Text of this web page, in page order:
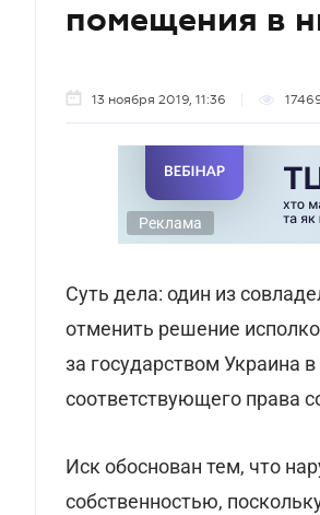
помещения в
13 ноября 2019, 11:36
Реклама
Суть дела: один из
отменить решение
за государством Украина
соответствующего права
Иск обоснован тем, что
собственностью,